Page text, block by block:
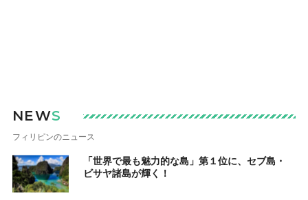
NEWS
フィリピンのニュース
「世界で最も魅力的な島」第１位に、セブ島・
ビサヤ諸島が輝く！